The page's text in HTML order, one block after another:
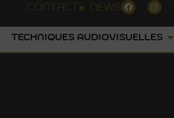
CONTACT NEWS
TECHNIQUES AUDIOVISUELLES